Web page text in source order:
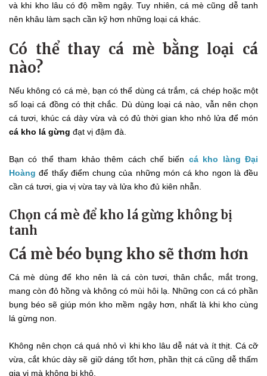
và khi kho lâu có độ mềm ngậy. Tuy nhiên, cá mè cũng dễ tanh
nên khâu làm sạch cần kỹ hơn những loại cá khác.
Có thể thay cá mè bằng loại cá
nào?
Nếu không có cá mè, bạn có thể dùng cá trắm, cá chép hoặc một
số loại cá đồng có thịt chắc. Dù dùng loại cá nào, vẫn nên chọn
cá tươi, khúc cá dày vừa và có đủ thời gian kho nhỏ lửa để món
cá kho lá gừng đạt vị đậm đà.
Bạn có thể tham khảo thêm cách chế biến cá kho làng Đại
Hoàng để thấy điểm chung của những món cá kho ngon là đều
cần cá tươi, gia vị vừa tay và lửa kho đủ kiên nhẫn.
Chọn cá mè để kho lá gừng không bị
tanh
Cá mè béo bụng kho sẽ thơm hơn
Cá mè dùng để kho nên là cá còn tươi, thân chắc, mắt trong,
mang còn đỏ hồng và không có mùi hôi lạ. Những con cá có phần
bụng béo sẽ giúp món kho mềm ngậy hơn, nhất là khi kho cùng
lá gừng non.
Không nên chọn cá quá nhỏ vì khi kho lâu dễ nát và ít thịt. Cá cỡ
vừa, cắt khúc dày sẽ giữ dáng tốt hơn, phần thịt cá cũng dễ thấm
gia vị mà không bị khô.